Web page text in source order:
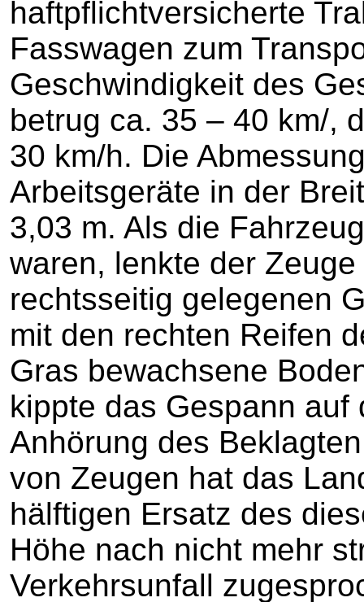
haftpflichtversicherte
Fasswagen zum
Geschwindigkeit des
betrug ca. 35 – 40 km/,
30 km/h. Die
Arbeitsgeräte in der
3,03 m. Als die
waren, lenkte der
rechtsseitig gelegenen
mit den rechten Reifen
Gras bewachsene
kippte das Gespann auf
Anhörung des
von Zeugen hat das
hälftigen Ersatz des
Höhe nach nicht mehr
Verkehrsunfall